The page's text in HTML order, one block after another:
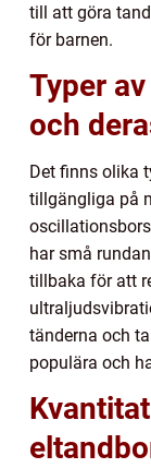
till att göra
för barnen.
Typer
och
Det finns olika
tillgängliga på
har små
tillbaka för att
tänderna och
populära och